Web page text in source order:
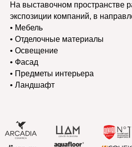
На выставочном пространстве
экспозиции компаний, в
• Мебель
• Отделочные материалы
• Освещение
• Фасад
• Предметы интерьера
• Ландшафт